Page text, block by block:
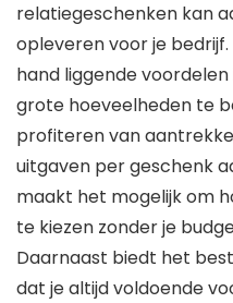
relatiegeschenken kan
opleveren voor je
hand liggende
grote hoeveelheden te
profiteren van
uitgaven per geschenk
maakt het mogelijk om
te kiezen zonder je
Daarnaast biedt het
dat je altijd voldoende